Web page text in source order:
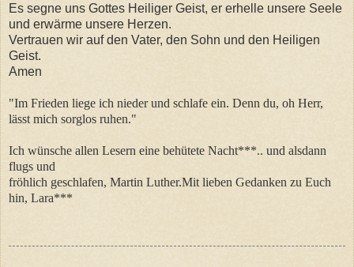
Es segne uns Gottes Heiliger Geist, er erhelle unsere Seele
und erwärme unsere Herzen.
Vertrauen wir auf den Vater, den Sohn und den Heiligen
Geist.
Amen
"Im Frieden liege ich nieder und schlafe ein. Denn du, oh Herr,
lässt mich sorglos ruhen."
Ich wünsche allen Lesern eine behütete Nacht***.. und alsdann
flugs und
fröhlich geschlafen, Martin Luther.Mit lieben Gedanken zu Euch
hin, Lara***